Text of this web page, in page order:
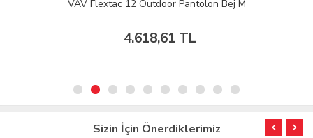
VAV Flextac 12 Outdoor Pantolon Bej M
4.618,61 TL
Sizin İçin Önerdiklerimiz